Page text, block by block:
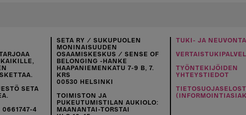
SETA
0661747-4
SETA RY / SUKUPUOLEN
MONINAISUUDEN
OSAAMISKESKUS / SENSE OF
BELONGING -HANKE
HAAPANIEMENKATU 7-9 B, 7.
KRS
00530 HELSINKI
TOIMISTON JA
PUKEUTUMISTILAN AUKIOLO:
MAANANTAI-TORSTAI
TUKI- JA
TYÖNTEKIJÖIDEN
YHTEYSTIEDOT